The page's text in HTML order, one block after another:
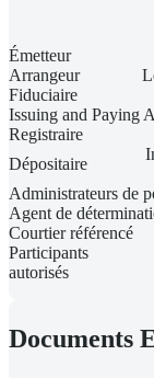
Émetteur
Arrangeur
Fiduciaire
Issuing and Paying
Registraire
Dépositaire
Administrateurs de
Agent de
Courtier référencé
Participants
autorisés
Documents